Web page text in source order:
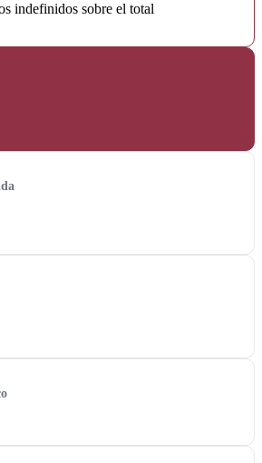
indefinidos sobre el total